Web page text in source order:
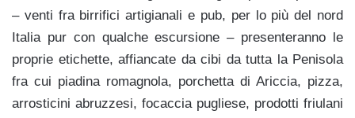
– venti fra birrifici artigianali e pub, per lo più del nord
Italia pur con qualche escursione – presenteranno le
proprie etichette, affiancate da cibi da tutta la Penisola
fra cui piadina romagnola, porchetta di Ariccia, pizza,
arrosticini abruzzesi, focaccia pugliese, prodotti friulani